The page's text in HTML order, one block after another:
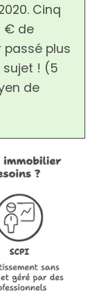
Cinq
€ de
passé plus
sujet ! (5
de